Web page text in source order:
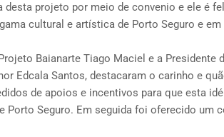
desta projeto por meio de convenio e ele é
cultural e artística de Porto Seguro e
Baianarte Tiago Maciel e a Presidente
Edcala Santos, destacaram o carinho e
de apoios e incentivos para que esta
Porto Seguro. Em seguida foi oferecido um